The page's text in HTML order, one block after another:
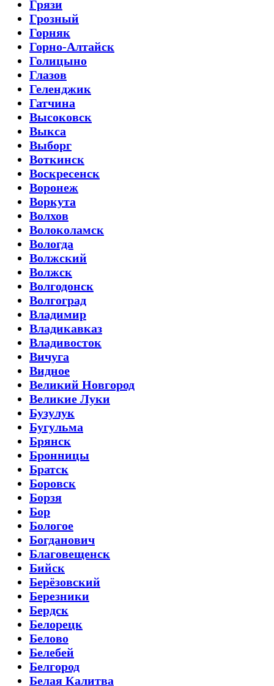
Грязи
Грозный
Горняк
Горно-Алтайск
Голицыно
Глазов
Геленджик
Гатчина
Высоковск
Выкса
Выборг
Воткинск
Воскресенск
Воронеж
Воркута
Волхов
Волоколамск
Вологда
Волжский
Волжск
Волгодонск
Волгоград
Владимир
Владикавказ
Владивосток
Вичуга
Видное
Великий Новгород
Великие Луки
Бузулук
Бугульма
Брянск
Бронницы
Братск
Боровск
Борзя
Бор
Бологое
Богданович
Благовещенск
Бийск
Берёзовский
Березники
Бердск
Белорецк
Белово
Белебей
Белгород
Белая Калитва